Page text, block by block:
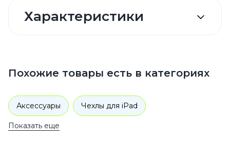
Характеристики
Похожие товары есть в категориях
Аксессуары Чехлы для iPad
Показать еще